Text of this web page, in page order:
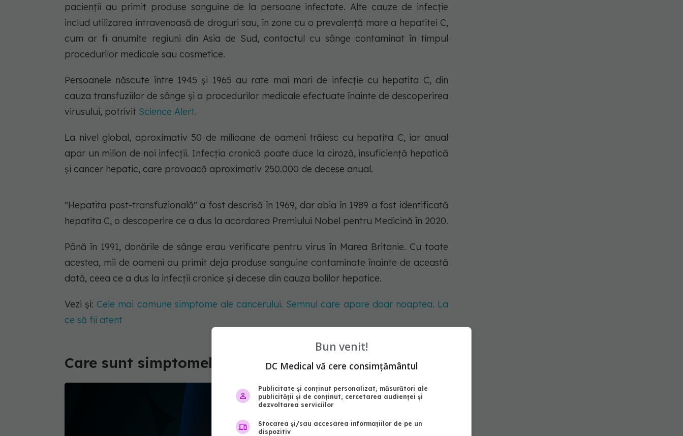
pacienții au primit produse sanguine de la persoane infectate. Alte cauze de infecție
includ utilizarea intravenoasă de droguri sau, în zone cu o prevalență mare a hepatitei C,
cum ar fi anumite regiuni din Asia de Sud, contactul cu sânge contaminat în timpul
procedurilor medicale sau cosmetice.
Persoanele născute între 1945 și 1965 au rate mai mari de infecție cu hepatita C, din
cauza transfuziilor de sânge și a procedurilor medicale efectuate înainte de descoperirea
virusului, potrivit Science Alert.
La nivel global, aproximativ 50 de milioane de oameni trăiesc cu hepatita C, iar anual
apar un milion de noi infecții. Infecția cronică poate duce la ciroză, insuficiență hepatică
și cancer hepatic, care provoacă aproximativ 250.000 de decese anual.
"Hepatita post-transfuzională" a fost descrisă în 1969, dar abia în 1989 a fost identificată
hepatita C, o descoperire ce a dus la acordarea Premiului Nobel pentru Medicină în 2020.
Până în 1991, donările de sânge erau verificate pentru virus în Marea Britanie. Cu toate
acestea, mii de oameni au primit deja produse sanguine contaminate înainte de această
dată, ceea ce a dus la infecții cronice și decese din cauza bolilor hepatice.
Vezi și:Cele mai comune simptome ale cancerului. Semnul care apare doar noaptea. La
ce să fii atent
Care sunt simptomele hepatitei C
Bun venit!
DC Medical vă cere consimțământul
Publicitate și conținut personalizat, măsurători ale
publicității și de conținut, cercetarea audienței și
dezvoltarea serviciilor
Stocarea și/sau accesarea informațiilor de pe un
dispozitiv